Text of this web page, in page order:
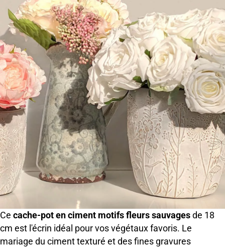
Ce cache-pot en ciment motifs fleurs sauvagesde 18
cm est l'écrin idéal pour vos végétaux favoris. Le
mariage du ciment texturé et des fines gravures